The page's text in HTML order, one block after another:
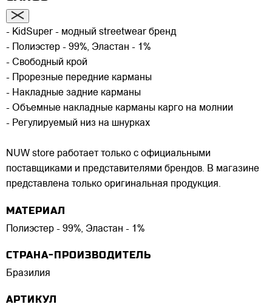
- KidSuper - модный streetwear бренд
- Полиэстер - 99%, Эластан - 1%
- Свободный крой
- Прорезные передние карманы
- Накладные задние карманы
- Объемные накладные карманы карго на молнии
- Регулируемый низ на шнурках
NUW store работает только с официальными
поставщиками и представителями брендов. В магазине
представлена только оригинальная продукция.
МАТЕРИАЛ
Полиэстер - 99%, Эластан - 1%
СТРАНА-ПРОИЗВОДИТЕЛЬ
Бразилия
АРТИКУЛ